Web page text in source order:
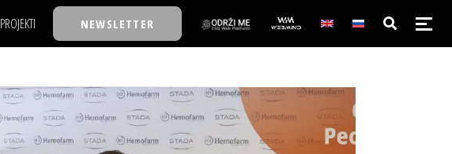
PROJEKTI
TASTY TALKS
30 ISPOD 30
NEWSLETTER
NAJKOLEGA
30 ISPOD 30
BACK TO OFFICE/SCHOOL
BIZBENDOVI